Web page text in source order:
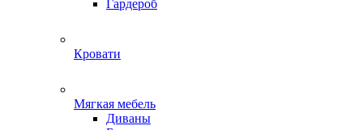
Гардероб
Кровати
Мягкая мебель
Диваны